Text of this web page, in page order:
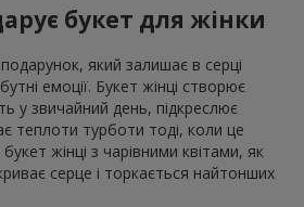
букет для жінки
який залишає в серці
емоції. Букет жінці створює
у звичайний день, підкреслює
теплоти турботи тоді, коли це
жінці з чарівними квітами, як
серце і торкається найтонших